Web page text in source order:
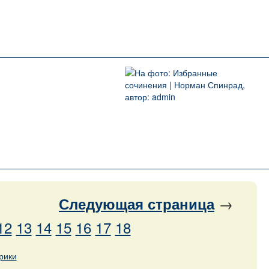
Следующая страница→
13 14 15 16 17 18